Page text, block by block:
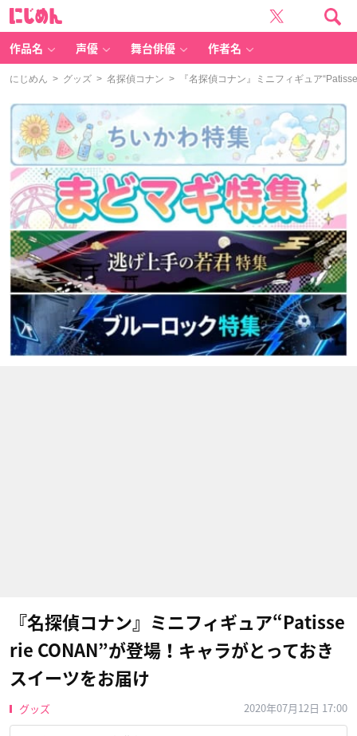
作品名 声優 舞台俳優 作者名
にじめん > グッズ > 名探偵コナン > 『名探偵コナン』ミニフィギュア
『名探偵コナン』ミニフィギュア“Patisse
rie CONAN”が登場！キャラがとっておき
スイーツをお届け
グッズ 2020年07月12日 17:00